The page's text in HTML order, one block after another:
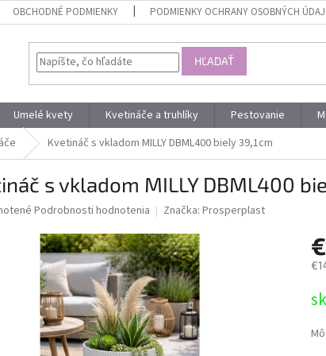
OBCHODNÉ PODMIENKY PODMIENKY OCHRANY OSOBNÝCH
HĽADAŤ
Umelé kvety Kvetináče a truhlíky Pestovanie
Kvetináč s vkladom MILLY DBML400 biely 39,1cm
s vkladom MILLY DBML400
Podrobnosti hodnotenia Značka: Prosperplast